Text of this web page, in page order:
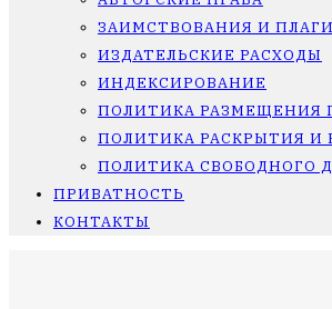
ЗАИМСТВОВАНИЯ И
ИЗДАТЕЛЬСКИЕ РАСХОДЫ
ИНДЕКСИРОВАНИЕ
ПОЛИТИКА РАЗМЕЩЕНИЯ
ПОЛИТИКА РАСКРЫТИЯ И
ПОЛИТИКА СВОБОДНОГО
ПРИВАТНОСТЬ
КОНТАКТЫ